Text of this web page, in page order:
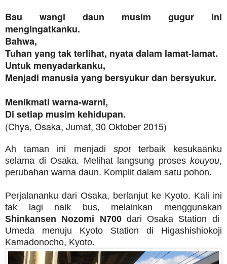
Bau wangi daun musim gugur ini
mengingatkanku.
Bahwa,
Tuhan yang tak terlihat, nyata dalam lamat-lamat.
Untuk menyadarkanku,
Menjadi manusia yang bersyukur dan bersyukur.
Menikmati warna-warni,
Di setiap musim kehidupan.
(Chya, Osaka, Jumat, 30 Oktober 2015)
Ah taman ini menjadi spotterbaik kesukaanku
selama di Osaka. Melihat langsung proses kouyou,
perubahan warna daun. Komplit dalam satu pohon.
Perjalananku dari Osaka, berlanjut ke Kyoto. Kali ini
tak lagi naik bus, melainkan menggunakan
Shinkansen Nozomi N700dari Osaka Station di
Umeda menuju Kyoto Station di Higashishiokoji
Kamadonocho, Kyoto.